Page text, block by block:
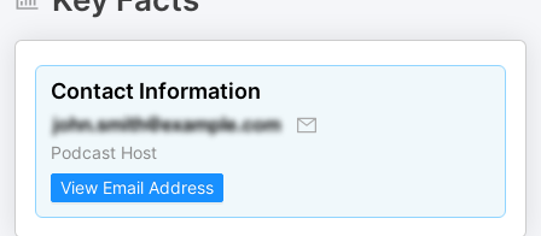
Contact Information
Podcast Host
View Email Address